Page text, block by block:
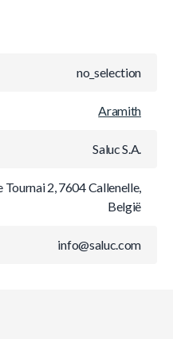
no_selection
Aramith
Saluc S.A.
Tournai 2, 7604 Callenelle,
België
info@saluc.com